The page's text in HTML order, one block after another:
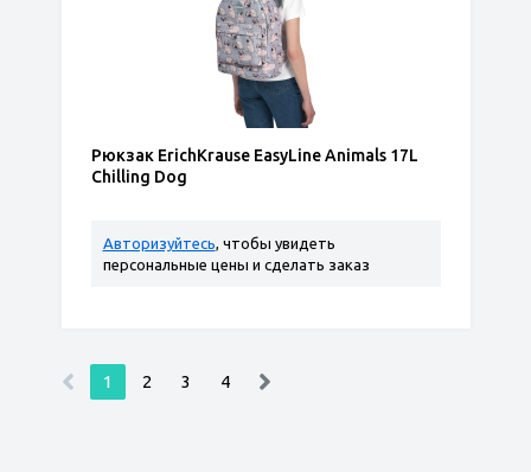
Рюкзак ErichKrause EasyLine Animals 17L
Chilling Dog
Авторизуйтесь, чтобы увидеть
персональные цены и сделать заказ
1 2 3 4